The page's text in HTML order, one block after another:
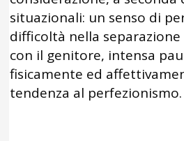
situazionali: un senso di
difficoltà nella
con il genitore, intensa
fisicamente ed
tendenza al perfezionismo.